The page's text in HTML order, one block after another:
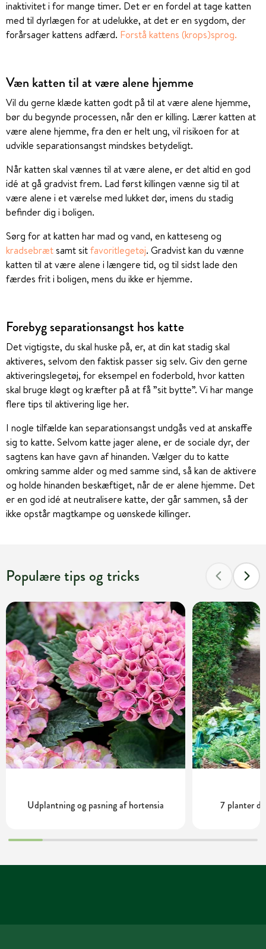
inaktivitet i for mange timer. Det er en fordel at tage katten
med til dyrlægen for at udelukke, at det er en sygdom, der
forårsager kattens adfærd. Forstå kattens (krops)sprog.
Væn katten til at være alene hjemme
Vil du gerne klæde katten godt på til at være alene hjemme,
bør du begynde processen, når den er killing. Lærer katten at
være alene hjemme, fra den er helt ung, vil risikoen for at
udvikle separationsangst mindskes betydeligt.
Når katten skal vænnes til at være alene, er det altid en god
idé at gå gradvist frem. Lad først killingen vænne sig til at
være alene i et værelse med lukket dør, imens du stadig
befinder dig i boligen.
Sørg for at katten har mad og vand, en katteseng og
kradsebræt samt sitfavoritlegetøj. Gradvist kan du vænne
katten til at være alene i længere tid, og til sidst lade den
færdes frit i boligen, mens du ikke er hjemme.
Forebyg separationsangst hos katte
Det vigtigste, du skal huske på, er, at din kat stadig skal
aktiveres, selvom den faktisk passer sig selv. Giv den gerne
aktiveringslegetøj, for eksempel en foderbold, hvor katten
skal bruge kløgt og kræfter på at få ”sit bytte”. Vi har mange
flere tips til aktivering lige her.
I nogle tilfælde kan separationsangst undgås ved at anskaffe
sig to katte. Selvom katte jager alene, er de sociale dyr, der
sagtens kan have gavn af hinanden. Vælger du to katte
omkring samme alder og med samme sind, så kan de aktivere
og holde hinanden beskæftiget, når de er alene hjemme. Det
er en god idé at neutralisere katte, der går sammen, så der
ikke opstår magtkampe og uønskede killinger.
Populære tips og tricks
Udplantning og pasning af hortensia 7 planter